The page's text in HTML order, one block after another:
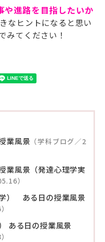
や進路を目指したいか
なヒントになると思い
みてください！
業風景 （学科ブログ／2
風景（発達心理学実
）
） ある日の授業風景
ある日の授業風景